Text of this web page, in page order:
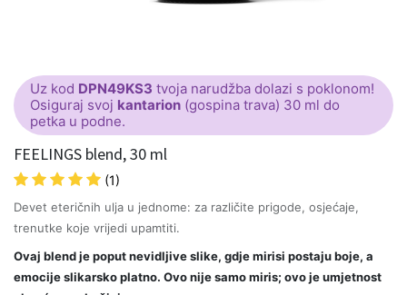
Uz kod DPN49KS3 tvoja narudžba dolazi s poklonom!
Osiguraj svoj kantarion (gospina trava) 30 ml do
petka u podne.
FEELINGS blend, 30 ml
(1)
Devet eteričnih ulja u jednome: za različite prigode, osjećaje,
trenutke koje vrijedi upamtiti.
Ovaj blend je poput nevidljive slike, gdje mirisi postaju boje, a
emocije slikarsko platno. Ovo nije samo miris; ovo je umjetn​ost